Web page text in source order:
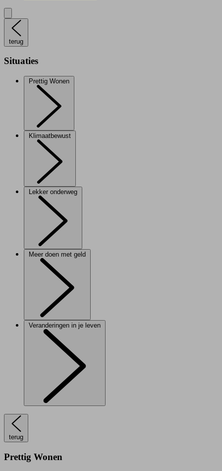
terug
Situaties
Prettig Wonen
Klimaatbewust
Lekker onderweg
Meer doen met geld
Veranderingen in je leven
terug
Prettig Wonen